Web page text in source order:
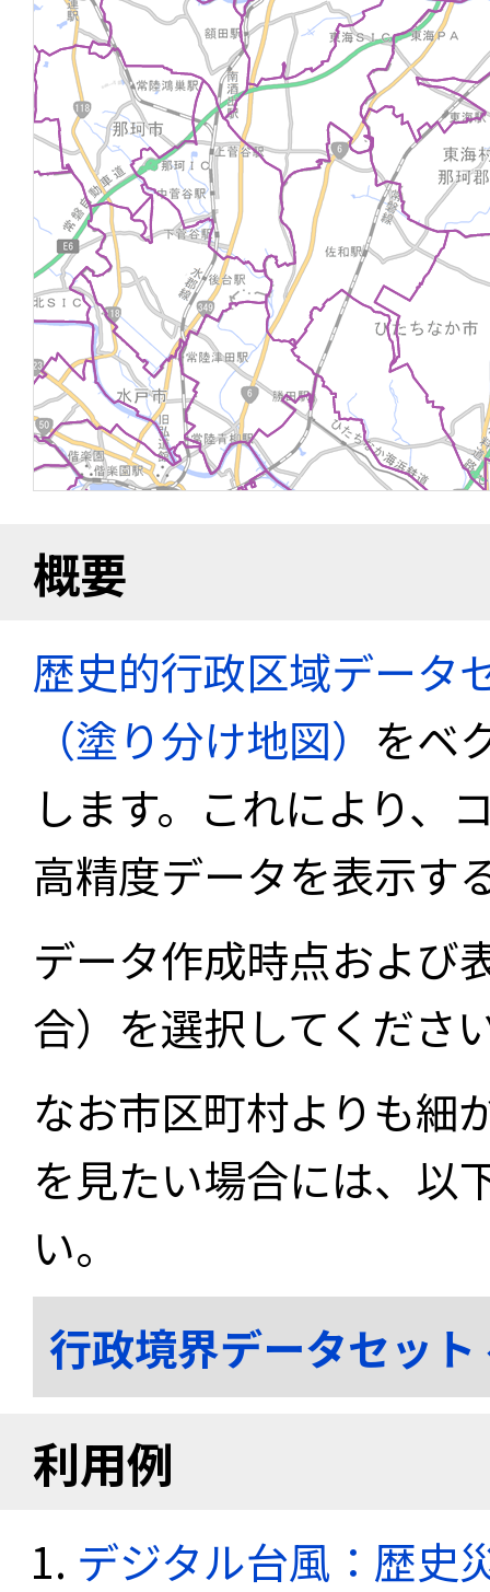
概要
歴史的行政区域データ
（塗り分け地図） をベ
します。これにより、
高精度データを表示す
データ作成時点および
合）を選択してくださ
なお市区町村よりも細
を見たい場合には、以
い。
行政境界データセッ
利用例
デジタル台風：歴史